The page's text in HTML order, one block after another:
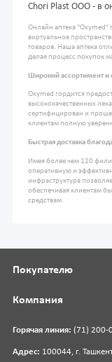
Chori Plast OOO - в
Онлайн аптека "Oxymed"
виртуальное
товаров. Наша аптека
делая процесс покупок
Широкий ассортимент и
Oxymed гордится
высококачественных
сертифицирован и
клиентам полную
Быстрая доставка
Имея более чем 120
оперативную и
инфраструктура
обеспечивая клиентам
средствам
Горячая линия: (71) 200-
Адрес: 100044, г.
Покупателю
Компания